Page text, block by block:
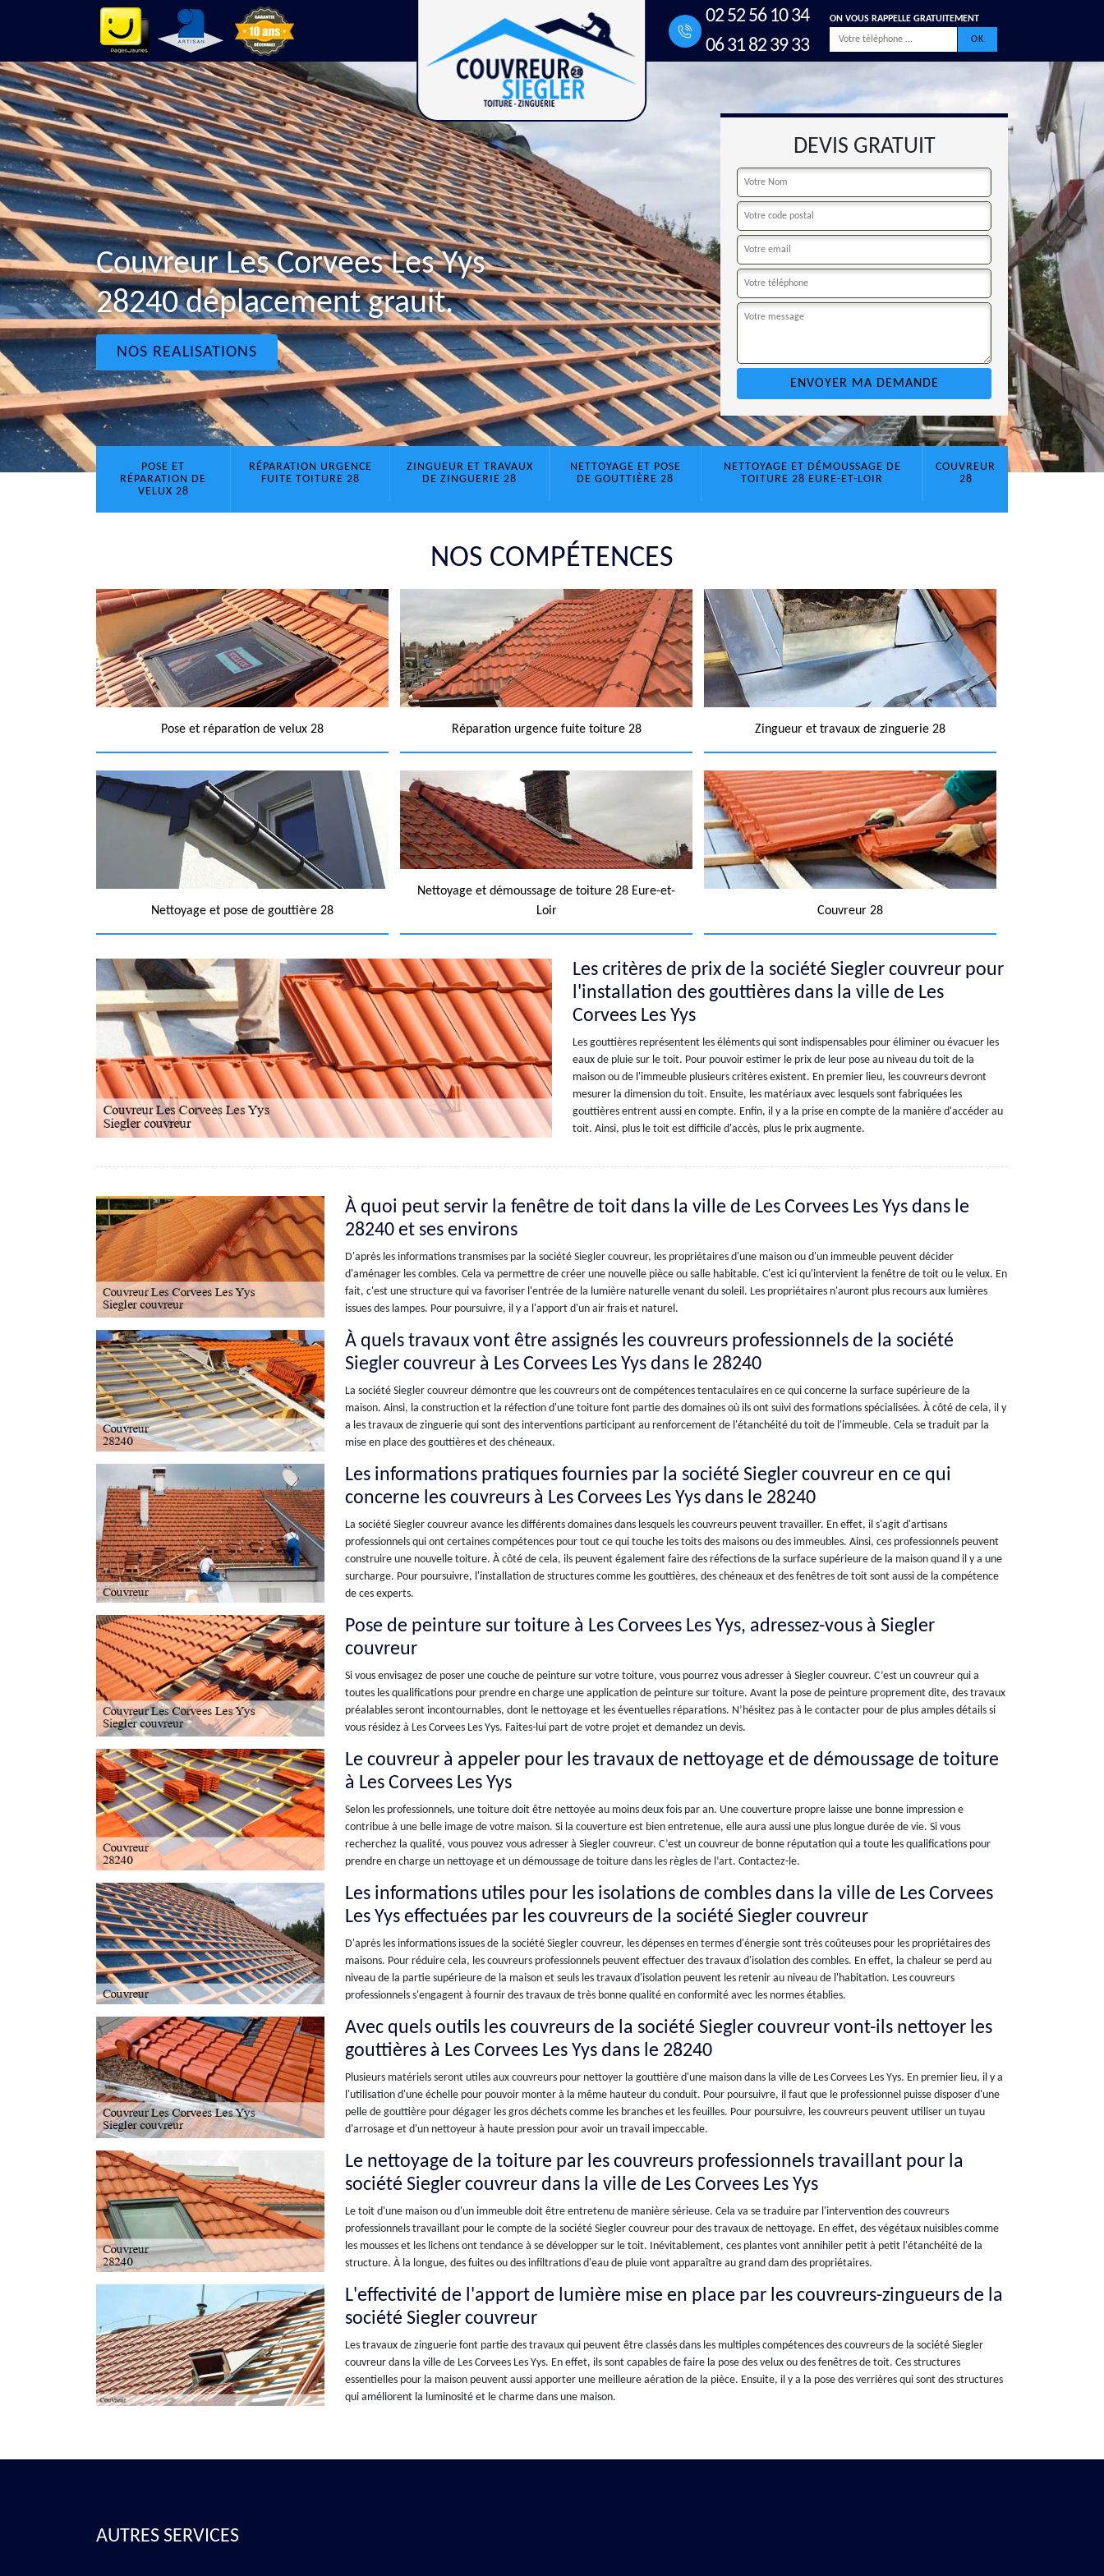
02 52 56 10 34
06 31 82 39 33
ON VOUS RAPPELLE GRATUITEMENT
Couvreur Les Corvees Les Yys
28240 déplacement grauit.
NOS REALISATIONS
DEVIS GRATUIT
POSE ET
RÉPARATION DE
VELUX 28
RÉPARATION URGENCE
FUITE TOITURE 28
ZINGUEUR ET TRAVAUX
DE ZINGUERIE 28
NETTOYAGE ET POSE
DE GOUTTIÈRE 28
NETTOYAGE ET DÉMOUSSAGE DE
TOITURE 28 EURE-ET-LOIR
COUVREUR
28
NOS COMPÉTENCES
Pose et réparation de velux 28 Réparation urgence fuite toiture 28 Zingueur et travaux de zinguerie 28
Nettoyage et pose de gouttière 28
Nettoyage et démoussage de toiture 28 Eure-et-
Loir
Couvreur 28
Les critères de prix de la société Siegler couvreur pour
l'installation des gouttières dans la ville de Les
Corvees Les Yys
Les gouttières représentent les éléments qui sont indispensables pour éliminer ou évacuer les
eaux de pluie sur le toit. Pour pouvoir estimer le prix de leur pose au niveau du toit de la
maison ou de l'immeuble plusieurs critères existent. En premier lieu, les couvreurs devront
mesurer la dimension du toit. Ensuite, les matériaux avec lesquels sont fabriquées les
gouttières entrent aussi en compte. Enfin, il y a la prise en compte de la manière d'accéder au
toit. Ainsi, plus le toit est difficile d'accès, plus le prix augmente.
À quoi peut servir la fenêtre de toit dans la ville de Les Corvees Les Yys dans le
28240 et ses environs
D'après les informations transmises par la société Siegler couvreur, les propriétaires d'une maison ou d'un immeuble peuvent décider
d'aménager les combles. Cela va permettre de créer une nouvelle pièce ou salle habitable. C'est ici qu'intervient la fenêtre de toit ou le velux. En
fait, c'est une structure qui va favoriser l'entrée de la lumière naturelle venant du soleil. Les propriétaires n'auront plus recours aux lumières
issues des lampes. Pour poursuivre, il y a l'apport d'un air frais et naturel.
À quels travaux vont être assignés les couvreurs professionnels de la société
Siegler couvreur à Les Corvees Les Yys dans le 28240
La société Siegler couvreur démontre que les couvreurs ont de compétences tentaculaires en ce qui concerne la surface supérieure de la
maison. Ainsi, la construction et la réfection d'une toiture font partie des domaines où ils ont suivi des formations spécialisées. À côté de cela, il y
a les travaux de zinguerie qui sont des interventions participant au renforcement de l'étanchéité du toit de l'immeuble. Cela se traduit par la
mise en place des gouttières et des chéneaux.
Les informations pratiques fournies par la société Siegler couvreur en ce qui
concerne les couvreurs à Les Corvees Les Yys dans le 28240
La société Siegler couvreur avance les différents domaines dans lesquels les couvreurs peuvent travailler. En effet, il s'agit d'artisans
professionnels qui ont certaines compétences pour tout ce qui touche les toits des maisons ou des immeubles. Ainsi, ces professionnels peuvent
construire une nouvelle toiture. À côté de cela, ils peuvent également faire des réfections de la surface supérieure de la maison quand il y a une
surcharge. Pour poursuivre, l'installation de structures comme les gouttières, des chéneaux et des fenêtres de toit sont aussi de la compétence
de ces experts.
Pose de peinture sur toiture à Les Corvees Les Yys, adressez-vous à Siegler
couvreur
Si vous envisagez de poser une couche de peinture sur votre toiture, vous pourrez vous adresser à Siegler couvreur. C’est un couvreur qui a
toutes les qualifications pour prendre en charge une application de peinture sur toiture. Avant la pose de peinture proprement dite, des travaux
préalables seront incontournables, dont le nettoyage et les éventuelles réparations. N’hésitez pas à le contacter pour de plus amples détails si
vous résidez à Les Corvees Les Yys. Faites-lui part de votre projet et demandez un devis.
Le couvreur à appeler pour les travaux de nettoyage et de démoussage de toiture
à Les Corvees Les Yys
Selon les professionnels, une toiture doit être nettoyée au moins deux fois par an. Une couverture propre laisse une bonne impression e
contribue à une belle image de votre maison. Si la couverture est bien entretenue, elle aura aussi une plus longue durée de vie. Si vous
recherchez la qualité, vous pouvez vous adresser à Siegler couvreur. C’est un couvreur de bonne réputation qui a toute les qualifications pour
prendre en charge un nettoyage et un démoussage de toiture dans les règles de l’art. Contactez-le.
Les informations utiles pour les isolations de combles dans la ville de Les Corvees
Les Yys effectuées par les couvreurs de la société Siegler couvreur
D'après les informations issues de la société Siegler couvreur, les dépenses en termes d'énergie sont très coûteuses pour les propriétaires des
maisons. Pour réduire cela, les couvreurs professionnels peuvent effectuer des travaux d'isolation des combles. En effet, la chaleur se perd au
niveau de la partie supérieure de la maison et seuls les travaux d'isolation peuvent les retenir au niveau de l'habitation. Les couvreurs
professionnels s'engagent à fournir des travaux de très bonne qualité en conformité avec les normes établies.
Avec quels outils les couvreurs de la société Siegler couvreur vont-ils nettoyer les
gouttières à Les Corvees Les Yys dans le 28240
Plusieurs matériels seront utiles aux couvreurs pour nettoyer la gouttière d'une maison dans la ville de Les Corvees Les Yys. En premier lieu, il y a
l'utilisation d'une échelle pour pouvoir monter à la même hauteur du conduit. Pour poursuivre, il faut que le professionnel puisse disposer d'une
pelle de gouttière pour dégager les gros déchets comme les branches et les feuilles. Pour poursuivre, les couvreurs peuvent utiliser un tuyau
d'arrosage et d'un nettoyeur à haute pression pour avoir un travail impeccable.
Le nettoyage de la toiture par les couvreurs professionnels travaillant pour la
société Siegler couvreur dans la ville de Les Corvees Les Yys
Le toit d'une maison ou d'un immeuble doit être entretenu de manière sérieuse. Cela va se traduire par l'intervention des couvreurs
professionnels travaillant pour le compte de la société Siegler couvreur pour des travaux de nettoyage. En effet, des végétaux nuisibles comme
les mousses et les lichens ont tendance à se développer sur le toit. Inévitablement, ces plantes vont annihiler petit à petit l'étanchéité de la
structure. À la longue, des fuites ou des infiltrations d'eau de pluie vont apparaître au grand dam des propriétaires.
L'effectivité de l'apport de lumière mise en place par les couvreurs-zingueurs de la
société Siegler couvreur
Les travaux de zinguerie font partie des travaux qui peuvent être classés dans les multiples compétences des couvreurs de la société Siegler
couvreur dans la ville de Les Corvees Les Yys. En effet, ils sont capables de faire la pose des velux ou des fenêtres de toit. Ces structures
essentielles pour la maison peuvent aussi apporter une meilleure aération de la pièce. Ensuite, il y a la pose des verrières qui sont des structures
qui améliorent la luminosité et le charme dans une maison.
AUTRES SERVICES